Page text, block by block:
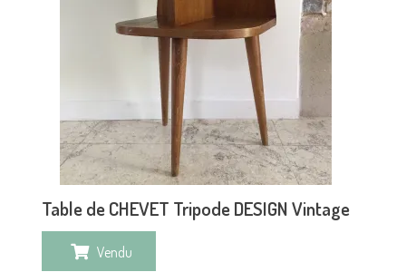
Table de CHEVET Tripode DESIGN Vintage
Vendu